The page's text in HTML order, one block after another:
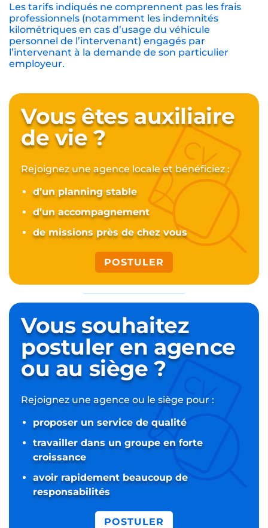
Les tarifs indiqués ne comprennent pas les frais
professionnels (notamment les indemnités
kilométriques en cas d’usage du véhicule
personnel de l’intervenant) engagés par
l’intervenant à la demande de son particulier
employeur.
Vous êtes auxiliaire
de vie ?
Rejoignez une agence locale et bénéficiez :
d’un planning stable
d’un accompagnement
de missions près de chez vous
POSTULER
Vous souhaitez
postuleren agence
ou au siège ?
Rejoignez une agence ou le siège pour :
proposer un service de qualité
travailler dans un groupe en forte
croissance
avoir rapidement beaucoup de
responsabilités
POSTULER